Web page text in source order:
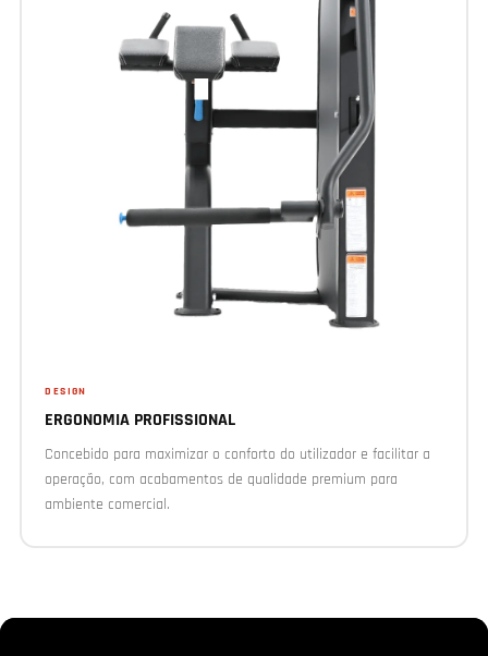
DESIGN
ERGONOMIA PROFISSIONAL
Concebido para maximizar o conforto do utilizador e facilitar a
operação, com acabamentos de qualidade premium para
ambiente comercial.